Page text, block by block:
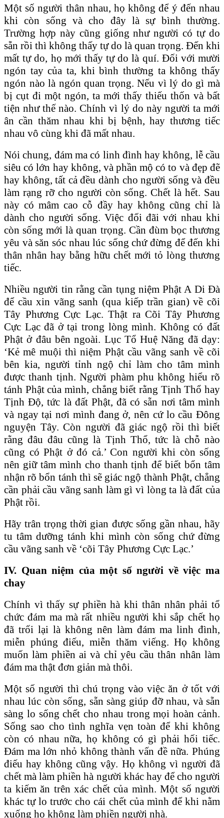
Một số người thân nhau, họ không để ý đến nhau
khi còn sống và cho đây là sự bình thường.
Trường hợp này cũng giống như người có tự do
sẵn rồi thì không thấy tự do là quan trọng. Đến khi
mất tự do, họ mới thấy tự do là quí. Đối với mười
ngón tay của ta, khi bình thường ta không thấy
ngón nào là ngón quan trọng. Nếu vì lý do gì mà
bị cụt đi một ngón, ta mới thấy thiếu thốn và bất
tiện như thế nào. Chính vì lý do này người ta mới
ân cần thăm nhau khi bị bệnh, hay thương tiếc
nhau vô cùng khi đã mất nhau.
Nói chung, đám ma có linh đình hay không, lễ cầu
siêu có lớn hay không, và phần mộ có to và đẹp đẽ
hay không, tất cả đều dành cho người sống và đều
làm rạng rỡ cho người còn sống. Chết là hết. Sau
này có mâm cao cỗ đầy hay không cũng chỉ là
dành cho người sống. Việc đối đãi với nhau khi
còn sống mới là quan trọng. Cần đùm bọc thương
yêu và săn sóc nhau lúc sống chứ đừng để đến khi
thân nhân hay bằng hữu chết mới tỏ lòng thương
tiếc.
Nhiều người tin rằng cần tụng niệm Phật A Di Đà
để cầu xin vãng sanh (qua kiếp trần gian) về cõi
Tây Phương Cực Lạc. Thật ra Cõi Tây Phương
Cực Lạc đã ở tại trong lòng mình. Không có đất
Phật ở đâu bên ngoài. Lục Tổ Huệ Năng đã dạy:
‘Kẻ mê muội thì niệm Phật cầu vãng sanh về cõi
bên kia, người tỉnh ngộ chỉ làm cho tâm mình
được thanh tịnh. Người phàm phu không hiểu rõ
tánh Phật của mình, chẳng biết rằng Tịnh Thổ hay
Tịnh Độ, tức là đất Phật, đã có sẵn nơi tâm mình
và ngay tại nơi mình đang ở, nên cứ lo cầu Đông
nguyện Tây. Còn người đã giác ngộ rồi thì biết
rằng đâu đâu cũng là Tịnh Thổ, tức là chỗ nào
cũng có Phật ở đó cả.’ Con người khi còn sống
nên giữ tâm mình cho thanh tịnh để biết bổn tâm
nhận rõ bổn tánh thì sẽ giác ngộ thành Phật, chẳng
cần phải cầu vãng sanh làm gì vì lòng ta là đất của
Phật rồi.
Hãy trân trọng thời gian được sống gần nhau, hãy
tu tâm dưỡng tánh khi mình còn sống chứ đừng
cầu vãng sanh về ‘cõi Tây Phương Cực Lạc.’
IV. Quan niệm của một số người về việc ma
chay
Chính vì thấy sự phiền hà khi thân nhân phải tổ
chức đám ma mà rất nhiều người khi sắp chết họ
đã trối lại là không nên làm đám ma linh đình,
miễn phúng điếu, miễn thăm viếng. Họ không
muốn làm phiền ai và chỉ yêu cầu thân nhân làm
đám ma thật đơn giản mà thôi.
Một số người thì chú trọng vào việc ăn ở tốt với
nhau lúc còn sống, sẵn sàng giúp đỡ nhau, và sẵn
sàng lo sống chết cho nhau trong mọi hoàn cảnh.
Sống sao cho tình nghĩa vẹn toàn để khi không
còn có nhau nữa, họ không có gì phải hối tiếc.
Đám ma lớn nhỏ không thành vấn đề nữa. Phúng
điếu hay không cũng vậy. Họ không vì người đã
chết mà làm phiền hà người khác hay để cho người
ta kiếm ăn trên xác chết của mình. Một số người
khác tự lo trước cho cái chết của mình để khi nằm
xuống họ không làm phiền người nhà.